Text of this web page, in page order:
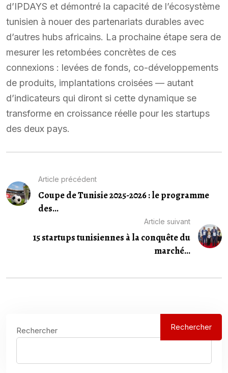
d’IPDAYS et démontré la capacité de l’écosystème
tunisien à nouer des partenariats durables avec
d’autres hubs africains. La prochaine étape sera de
mesurer les retombées concrètes de ces
connexions : levées de fonds, co-développements
de produits, implantations croisées — autant
d’indicateurs qui diront si cette dynamique se
transforme en croissance réelle pour les startups
des deux pays.
Article précédent
Coupe de Tunisie 2025-2026 : le programme
des...
Article suivant
15 startups tunisiennes à la conquête du
marché...
Rechercher Rechercher